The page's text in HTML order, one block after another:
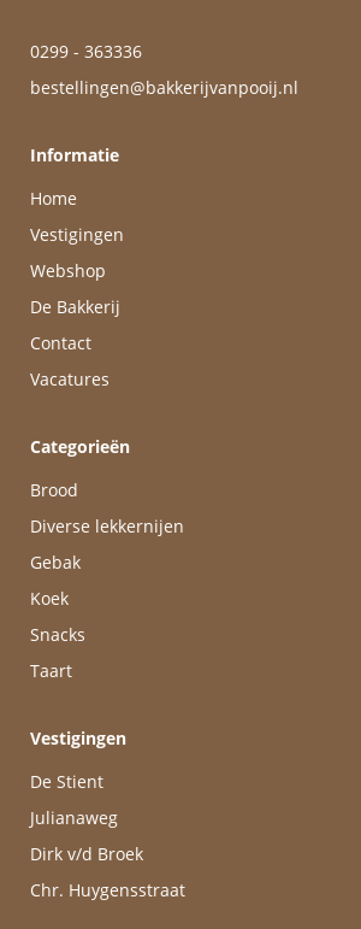
0299 - 363336
bestellingen@bakkerijvanpooij.nl
Informatie
Home
Vestigingen
Webshop
De Bakkerij
Contact
Vacatures
Categorieën
Brood
Diverse lekkernijen
Gebak
Koek
Snacks
Taart
Vestigingen
De Stient
Julianaweg
Dirk v/d Broek
Chr. Huygensstraat